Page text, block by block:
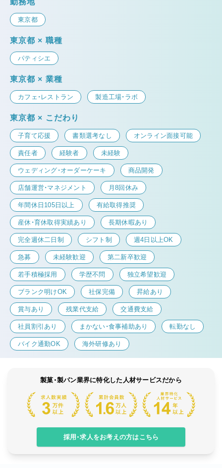
勤務地
東京都
東京都 × 職種
パティシエ
東京都 × 業種
カフェ・レストラン 製造工場・ラボ
東京都 × こだわり
子育て応援 書類選考なし オンライン面接可能
責任者 経験者 未経験
ウェディング・オーダーケーキ 商品開発
店舗運営・マネジメント 月8回休み
年間休日105日以上 有給取得推奨
産休・育休取得実績あり 長期休暇あり
完全週休二日制 シフト制 週4日以上OK
急募 未経験歓迎 第二新卒歓迎
若手積極採用 学歴不問 独立希望歓迎
ブランク明けOK 社保完備 昇給あり
賞与あり 残業代支給 交通費支給
社員割引あり まかない・食事補助あり 転勤なし
バイク通勤OK 海外研修あり
製菓・製パン業界に特化した人材サービスだから
採用・求人をお考えの方はこちら